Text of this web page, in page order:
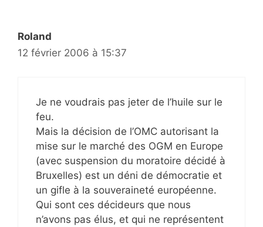
Roland
12 février 2006 à 15:37
Je ne voudrais pas jeter de l’huile sur le
feu.
Mais la décision de l’OMC autorisant la
mise sur le marché des OGM en Europe
(avec suspension du moratoire décidé à
Bruxelles) est un déni de démocratie et
un gifle à la souveraineté européenne.
Qui sont ces décideurs que nous
n’avons pas élus, et qui ne représentent